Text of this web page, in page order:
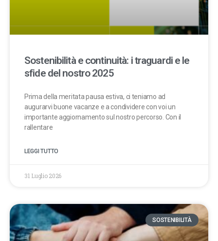
Sostenibilità e continuità: i traguardi e le
sfide del nostro 2025
Prima della meritata pausa estiva, ci teniamo ad
augurarvi buone vacanze e a condividere con voi un
importante aggiornamento sul nostro percorso. Con il
rallentare
LEGGI TUTTO
31 Luglio 2026
SOSTENIBILITÀ